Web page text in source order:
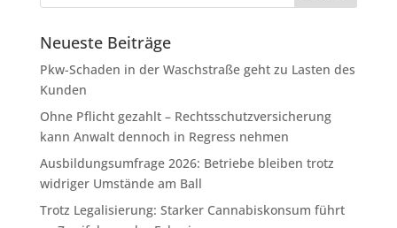
Neueste Beiträge
Pkw-Schaden in der Waschstraße geht zu Lasten des
Kunden
Ohne Pflicht gezahlt – Rechtsschutzversicherung
kann Anwalt dennoch in Regress nehmen
Ausbildungsumfrage 2026: Betriebe bleiben trotz
widriger Umstände am Ball
Trotz Legalisierung: Starker Cannabiskonsum führt